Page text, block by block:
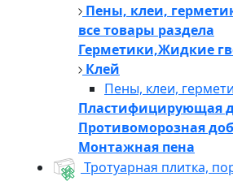
Пены, клеи,
все товары раздела
Герметики,Жидкие
Клей
Пены, клеи,
Пластифицирующая
Противоморозная
Монтажная пена
Тротуарная плитка,